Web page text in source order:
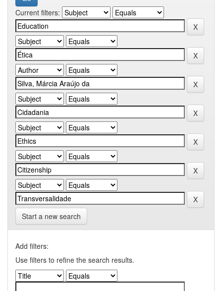
Current filters:
Start a new search
Add filters:
Use filters to refine the search results.